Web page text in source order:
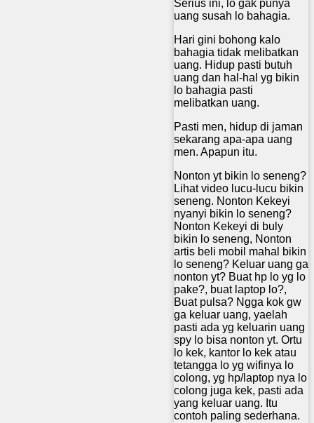
Serius ini, lo gak punya
uang susah lo bahagia.
Hari gini bohong kalo
bahagia tidak melibatkan
uang. Hidup pasti butuh
uang dan hal-hal yg bikin
lo bahagia pasti
melibatkan uang.
Pasti men, hidup di jaman
sekarang apa-apa uang
men. Apapun itu.
Nonton yt bikin lo seneng?
Lihat video lucu-lucu bikin
seneng. Nonton Kekeyi
nyanyi bikin lo seneng?
Nonton Kekeyi di buly
bikin lo seneng, Nonton
artis beli mobil mahal bikin
lo seneng? Keluar uang ga
nonton yt? Buat hp lo yg lo
pake?, buat laptop lo?,
Buat pulsa? Ngga kok gw
ga keluar uang, yaelah
pasti ada yg keluarin uang
spy lo bisa nonton yt. Ortu
lo kek, kantor lo kek atau
tetangga lo yg wifinya lo
colong, yg hp/laptop nya lo
colong juga kek, pasti ada
yang keluar uang. Itu
contoh paling sederhana.